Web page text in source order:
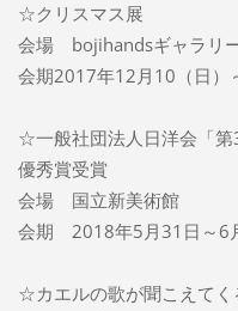
☆クリスマス展
会場 bojihandsギャラリ
会期2017年12月10（日）
☆一般社団法人日洋会「
優秀賞受賞
会場 国立新美術館
会期 2018年5月31日～6
☆カエルの歌が聞こえてく